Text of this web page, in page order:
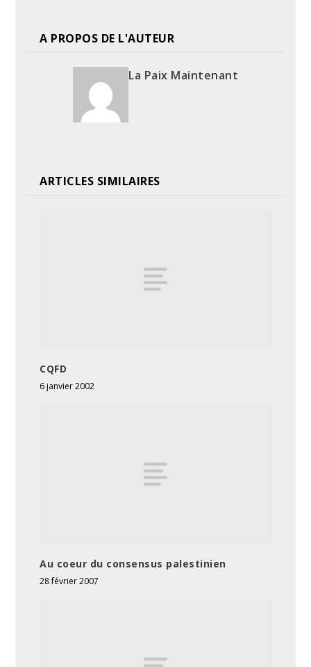
A PROPOS DE L'AUTEUR
La Paix Maintenant
ARTICLES SIMILAIRES
CQFD
6 janvier 2002
Au coeur du consensus palestinien
28 février 2007